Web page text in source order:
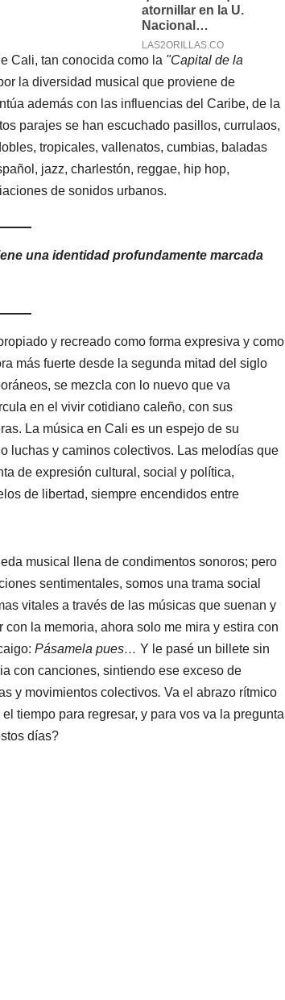
Cali, tan conocida como la "Capital de la
la diversidad musical que proviene de
además con las influencias del Caribe, de la
parajes se han escuchado pasillos, currulaos,
tropicales, vallenatos, cumbias, baladas
jazz, charlestón, reggae, hip hop,
de sonidos urbanos.
una identidad profundamente marcada
y recreado como forma expresiva y como
más fuerte desde la segunda mitad del siglo
se mezcla con lo nuevo que va
en el vivir cotidiano caleño, con sus
La música en Cali es un espejo de su
luchas y caminos colectivos. Las melodías que
de expresión cultural, social y política,
de libertad, siempre encendidos entre
musical llena de condimentos sonoros; pero
sentimentales, somos una trama social
vitales a través de las músicas que suenan y
la memoria, ahora solo me mira y estira con
Pásamela pues… Y le pasé un billete sin
con canciones, sintiendo ese exceso de
y movimientos colectivos. Va el abrazo rítmico
tiempo para regresar, y para vos va la pregunta
días?